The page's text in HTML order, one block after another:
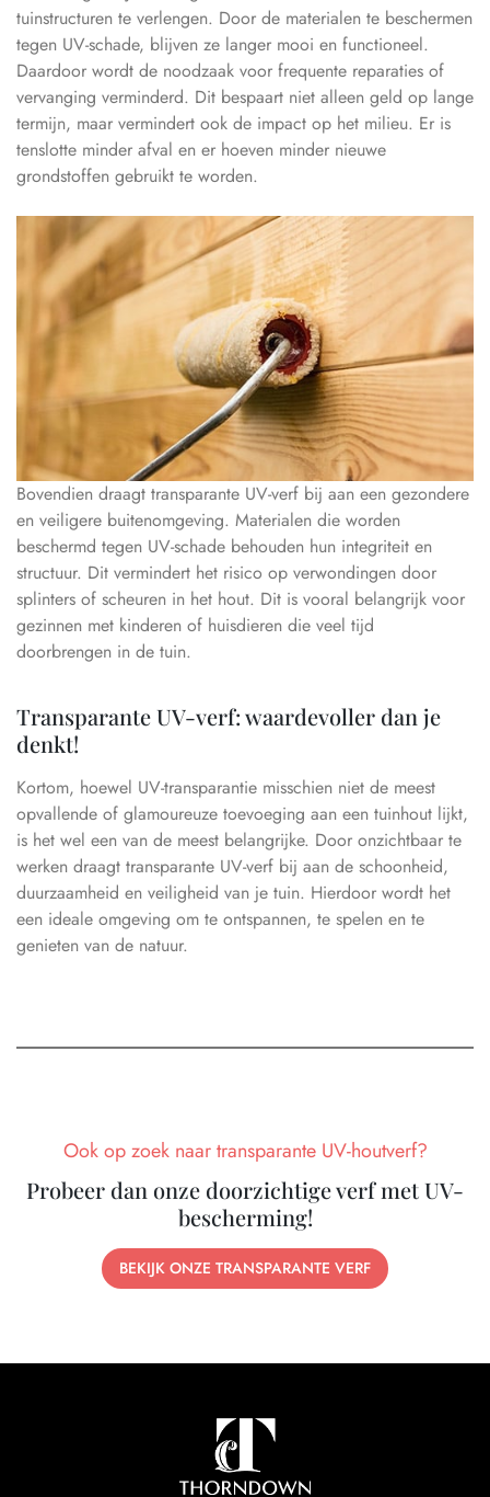
tuinstructuren te verlengen. Door de materialen te beschermen
tegen UV-schade, blijven ze langer mooi en functioneel.
Daardoor wordt de noodzaak voor frequente reparaties of
vervanging verminderd. Dit bespaart niet alleen geld op lange
termijn, maar vermindert ook de impact op het milieu. Er is
tenslotte minder afval en er hoeven minder nieuwe
grondstoffen gebruikt te worden.
Bovendien draagt transparante UV-verf bij aan een gezondere
en veiligere buitenomgeving. Materialen die worden
beschermd tegen UV-schade behouden hun integriteit en
structuur. Dit vermindert het risico op verwondingen door
splinters of scheuren in het hout. Dit is vooral belangrijk voor
gezinnen met kinderen of huisdieren die veel tijd
doorbrengen in de tuin.
Transparante UV-verf: waardevoller dan je
denkt!
Kortom, hoewel UV-transparantie misschien niet de meest
opvallende of glamoureuze toevoeging aan een tuinhout lijkt,
is het wel een van de meest belangrijke. Door onzichtbaar te
werken draagt transparante UV-verf bij aan de schoonheid,
duurzaamheid en veiligheid van je tuin. Hierdoor wordt het
een ideale omgeving om te ontspannen, te spelen en te
genieten van de natuur.
Ook op zoek naar transparante UV-houtverf?
Probeer dan onze doorzichtige verf met UV-
bescherming!
BEKIJK ONZE TRANSPARANTE VERF